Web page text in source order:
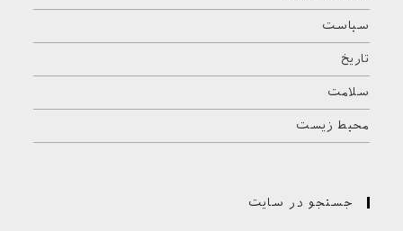
سیاست
تاریخ
سلامت
محیط زیست
جستجو در سایت